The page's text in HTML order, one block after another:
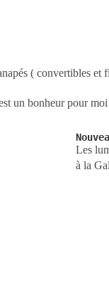
( convertibles
un bonheur pour
Les
à la